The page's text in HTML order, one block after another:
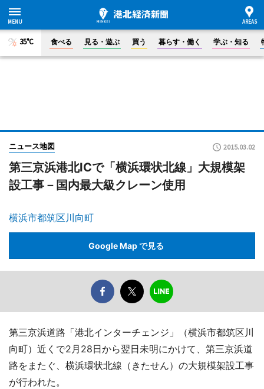
35°C 食べる 見る・遊ぶ 買う 暮らす・働く 学ぶ・知る
ニュース地図 2015.03.02
第三京浜港北ICで「横浜環状北線」大規模架
設工事－国内最大級クレーン使用
横浜市都筑区川向町
Google Map で見る
第三京浜道路「港北インターチェンジ」（横浜市都筑区川
向町）近くで2月28日から翌日未明にかけて、第三京浜道
路をまたぐ、横浜環状北線（きたせん）の大規模架設工事
が行われた。